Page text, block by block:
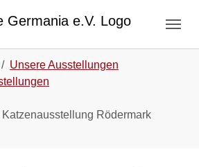
Unsere Ausstellungen
Rödermark